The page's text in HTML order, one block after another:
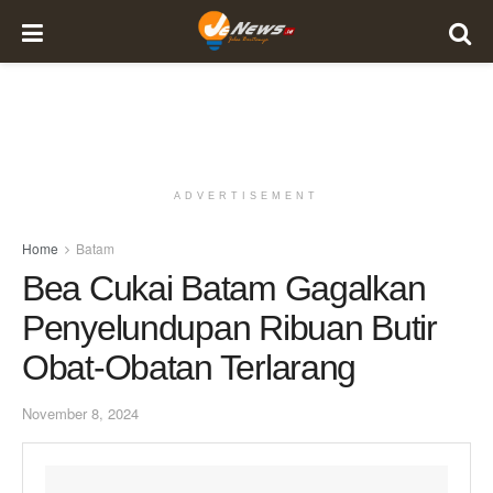
ADVERTISEMENT
Home Batam
Bea Cukai Batam Gagalkan
Penyelundupan Ribuan Butir
Obat-Obatan Terlarang
November 8, 2024